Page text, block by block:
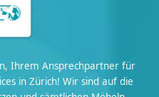
Ihrem Ansprechpartner für
in Zürich! Wir sind auf die